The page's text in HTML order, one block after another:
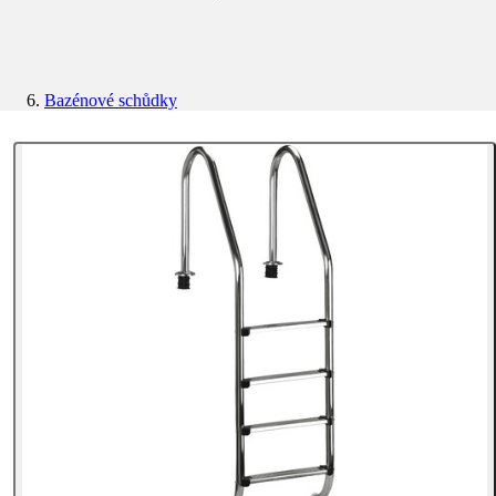
Bazénové schůdky